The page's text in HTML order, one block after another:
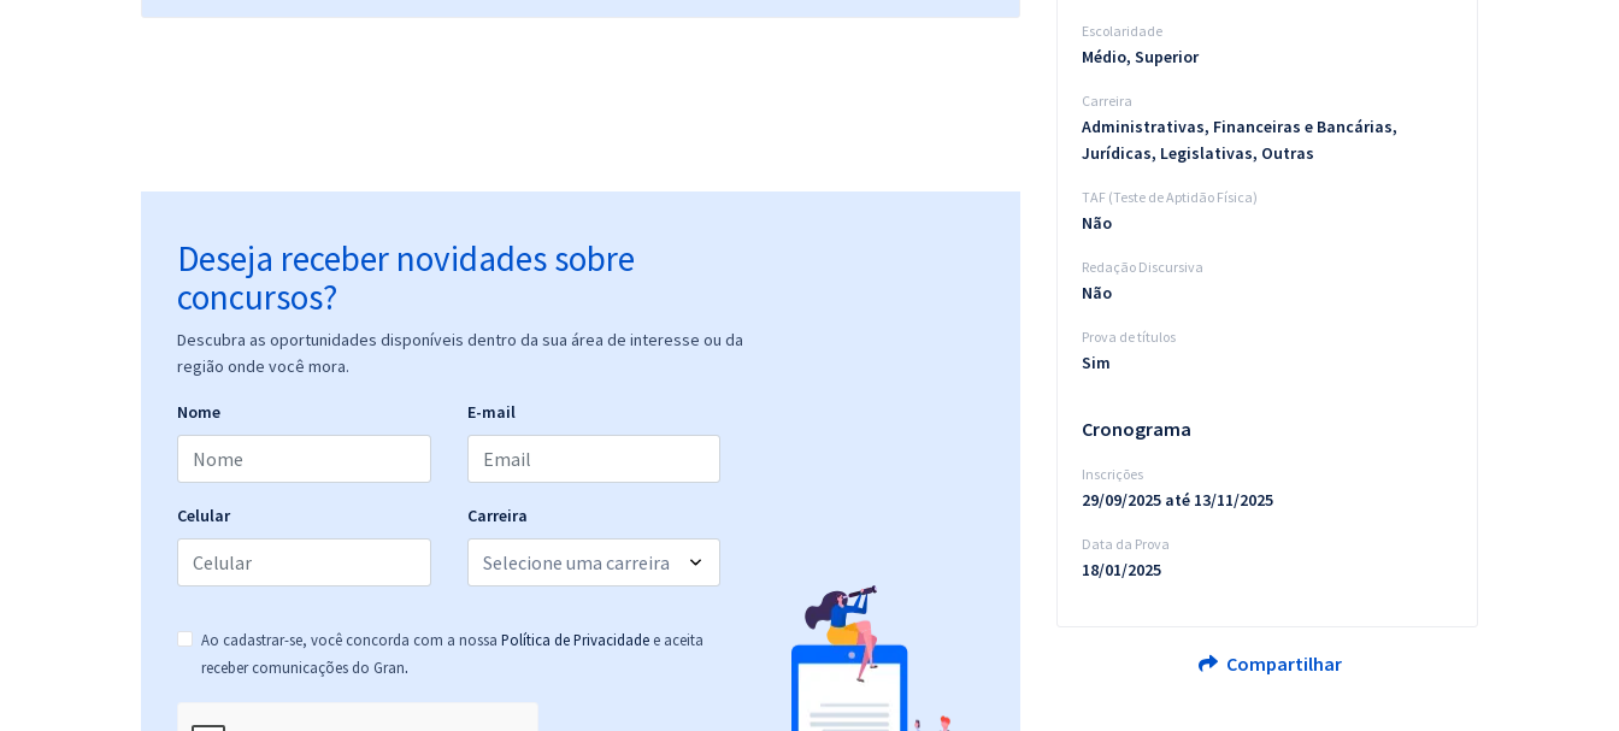
Deseja receber novidades sobre
concursos?
Descubra as oportunidades disponíveis dentro da sua área de interesse ou da
região onde você mora.
Nome E-mail
Celular Carreira
Ao cadastrar-se, você concorda com a nossa Política de Privacidade e aceita
receber comunicações do Gran.
Escolaridade
Médio, Superior
Carreira
Administrativas, Financeiras e Bancárias,
Jurídicas, Legislativas, Outras
TAF (Teste de Aptidão Física)
Não
Redação Discursiva
Não
Prova de títulos
Sim
Cronograma
Inscrições
29/09/2025 até 13/11/2025
Data da Prova
18/01/2025
Compartilhar